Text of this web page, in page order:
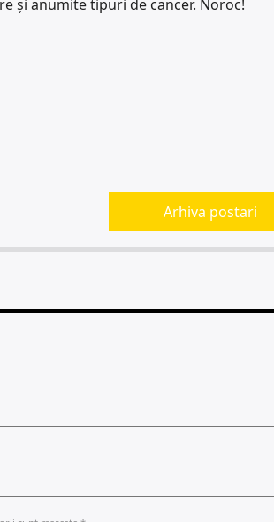
şi anumite tipuri de cancer. Noroc!
Arhiva postari